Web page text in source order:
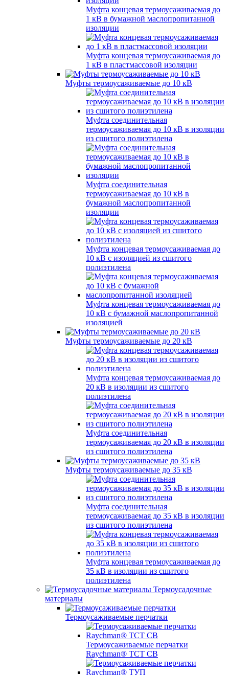
Муфта концевая термоусаживаемая до
1 кВ в бумажной маслопропитанной
изоляции
Муфта концевая термоусаживаемая до
1 кВ в пластмассовой изоляции
Муфты термоусаживаемые до 10 кВ
Муфта соединительная
термоусаживаемая до 10 кВ в изоляции
из сшитого полиэтилена
Муфта соединительная
термоусаживаемая до 10 кВ в
бумажной маслопропитанной
изоляции
Муфта концевая термоусаживаемая до
10 кВ с изоляцией из сшитого
полиэтилена
Муфта концевая термоусаживаемая до
10 кВ с бумажной маслопропитанной
изоляцией
Муфты термоусаживаемые до 20 кВ
Муфта концевая термоусаживаемая до
20 кВ в изоляции из сшитого
полиэтилена
Муфта соединительная
термоусаживаемая до 20 кВ в изоляции
из сшитого полиэтилена
Муфты термоусаживаемые до 35 кВ
Муфта соединительная
термоусаживаемая до 35 кВ в изоляции
из сшитого полиэтилена
Муфта концевая термоусаживаемая до
35 кВ в изоляции из сшитого
полиэтилена
Термоусадочные
материалы
Термоусаживаемые перчатки
Термоусаживаемые перчатки
Raychman® TCT CB